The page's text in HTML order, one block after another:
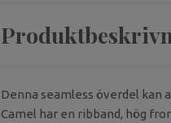
Denna seamless överdel kan
Camel har en ribband, hög